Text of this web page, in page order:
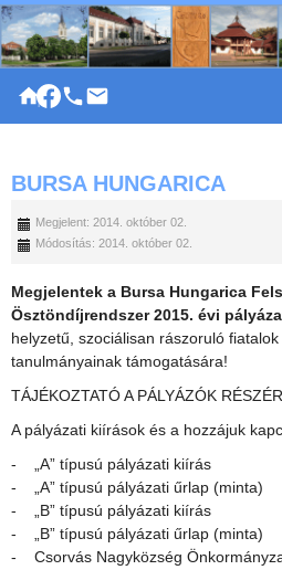
|
BURSA HUNGARICA
Megjelent: 2014. október 02.
Módosítás: 2014. október 02.
Megjelentek a Bursa Hungarica
Ösztöndíjrendszer 2015. évi
helyzetű, szociálisan rászoruló
tanulmányainak támogatására!
TÁJÉKOZTATÓ A PÁLYÁZÓK
A pályázati kiírások és a hozzájuk
- „A” típusú pályázati kiírás
- „A” típusú pályázati űrlap (minta)
- „B” típusú pályázati kiírás
- „B” típusú pályázati űrlap (minta)
- Csorvás Nagyközség